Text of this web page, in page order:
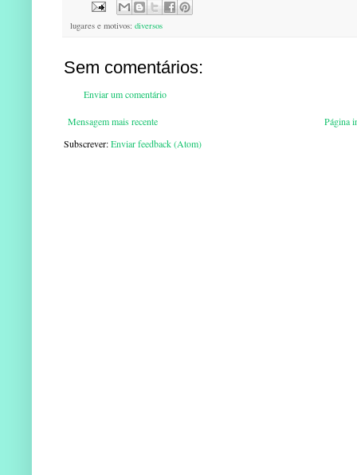
lugares e motivos: diversos
Sem comentários:
Enviar um comentário
Mensagem mais recente
Página
Subscrever:Enviar feedback (Atom)